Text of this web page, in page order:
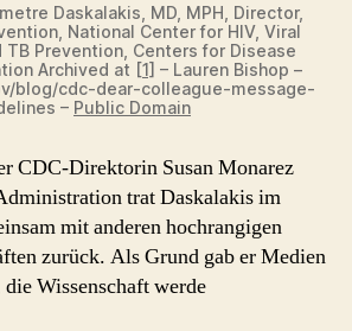
Daskalakis, MD, MPH, Director,
National Center for HIV, Viral
TB Prevention, Centers for Disease
Archived at [1] – Lauren Bishop –
blog/cdc-dear-colleague-message-
– Public Domain
CDC-Direktorin Susan Monarez
trat Daskalakis im
mit anderen hochrangigen
zurück. Als Grund gab er Medien
die Wissenschaft werde